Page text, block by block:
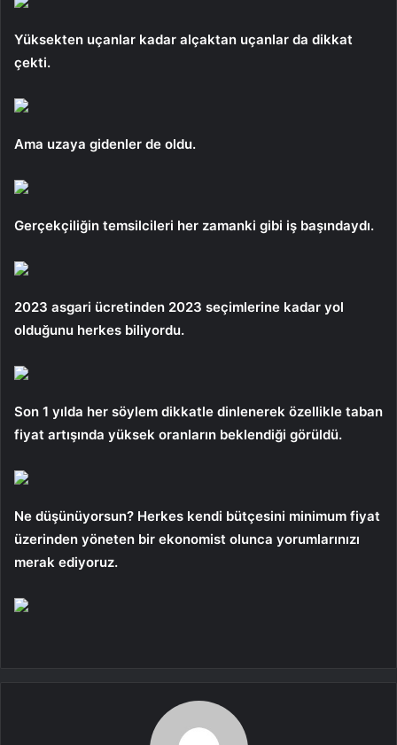
Yüksekten uçanlar kadar alçaktan uçanlar da dikkat
çekti.
Ama uzaya gidenler de oldu.
Gerçekçiliğin temsilcileri her zamanki gibi iş başındaydı.
2023 asgari ücretinden 2023 seçimlerine kadar yol
olduğunu herkes biliyordu.
Son 1 yılda her söylem dikkatle dinlenerek özellikle taban
fiyat artışında yüksek oranların beklendiği görüldü.
Ne düşünüyorsun? Herkes kendi bütçesini minimum fiyat
üzerinden yöneten bir ekonomist olunca yorumlarınızı
merak ediyoruz.